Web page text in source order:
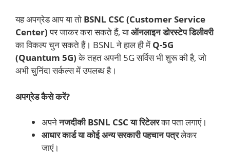
यह अपग्रेड आप या तो BSNL CSC (Customer Service
Center)पर जाकर करा सकते हैं, याऑनलाइन डोरस्टेप डिलीवरी
का विकल्प चुन सकते हैं। BSNL ने हाल ही में Q-5G
(Quantum 5G)के तहत अपनी 5G सर्विस भी शुरू की है, जो
अभी चुनिंदा सर्कल्स में उपलब्ध है।
अपग्रेड कैसे करें?
अपनेनजदीकी BSNL CSC या रिटेलरका पता लगाएं।
आधार कार्ड या कोई अन्य सरकारी पहचान पत्रलेकर
जाएं।